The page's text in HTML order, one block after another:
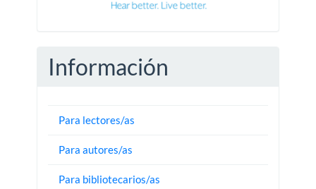
Información
Para lectores/as
Para autores/as
Para bibliotecarios/as